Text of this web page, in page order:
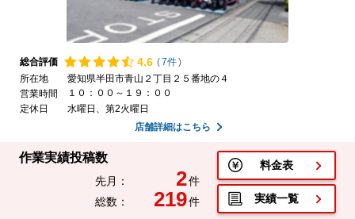
総合評価 4.6 (7件)
所在地
愛知県半田市青山２丁目２５番地の４
営業時間
１０：００～１９：００
定休日
水曜日、第2火曜日
店舗詳細はこちら
作業実績投稿数
先月： 2件
総数：
219件
料金表
実績一覧